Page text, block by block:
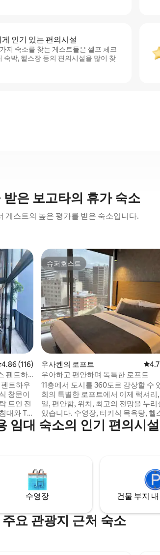
인기 있는 편의시설
지 숙소를 찾는 게스트들은 셀프 체크
숙박, 헬스장 등의 편의시설을 많이 찾
받은 보고타의 휴가 숙소
게스트의 높은 평가를 받은 숙소입니다.
점 4.86점(5점 만점), 후기 116개
4.86 (116)
펜트하
트하우
창문이
트인 전
대와 TV
수용할
된 주방,
구에 24
공간과
다. 세탁
다.
슈퍼호스트
슈퍼호스트
우사켄의 로프트 평점
우아하고 편안하며 독특한 로프트
11층에서 도시를 360도로 감상할 수
희의 특별한 로프트에서 이제 럭셔리
일, 편안함, 위치, 최고의 전망을 누리
있습니다. 수영장, 터키식 목욕탕, 헬
공동 작업 공간, 레스토랑, 회의실이
대적인 건물에 위치해 있어 모든 시설
으며, 쉽게 접근할 수 있고 주차 공간
니다. (숙소 이용규칙을 검토하는 것이
합니다 – 추가 규칙)
임대 숙소의 인기 편의시설
수영장 건물 부지
요 관광지 근처 숙소